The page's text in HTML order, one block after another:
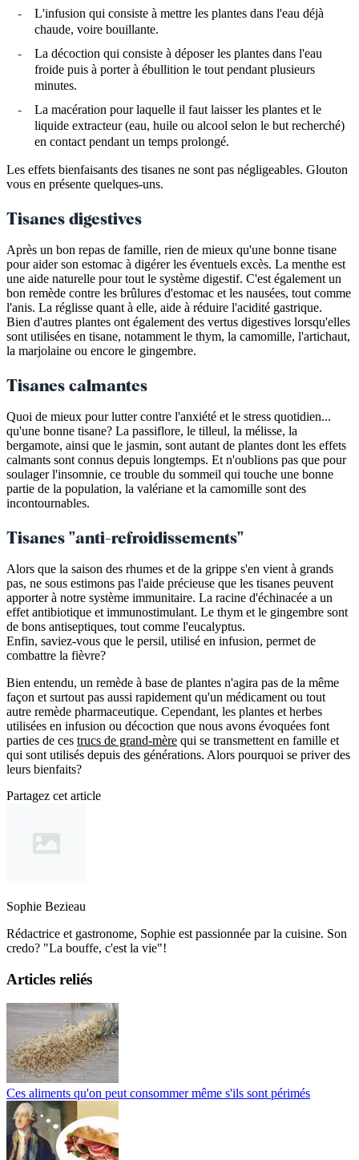
L'infusion qui consiste à mettre les plantes dans l'eau déjà
chaude, voire bouillante.
La décoction qui consiste à déposer les plantes dans l'eau
froide puis à porter à ébullition le tout pendant plusieurs
minutes.
La macération pour laquelle il faut laisser les plantes et le
liquide extracteur (eau, huile ou alcool selon le but recherché)
en contact pendant un temps prolongé.
Les effets bienfaisants des tisanes ne sont pas négligeables. Glouton
vous en présente quelques-uns.
Tisanes digestives
Après un bon repas de famille, rien de mieux qu'une bonne tisane
pour aider son estomac à digérer les éventuels excès. La menthe est
une aide naturelle pour tout le système digestif. C'est également un
bon remède contre les brûlures d'estomac et les nausées, tout comme
l'anis. La réglisse quant à elle, aide à réduire l'acidité gastrique.
Bien d'autres plantes ont également des vertus digestives lorsqu'elles
sont utilisées en tisane, notamment le thym, la camomille, l'artichaut,
la marjolaine ou encore le gingembre.
Tisanes calmantes
Quoi de mieux pour lutter contre l'anxiété et le stress quotidien...
qu'une bonne tisane? La passiflore, le tilleul, la mélisse, la
bergamote, ainsi que le jasmin, sont autant de plantes dont les effets
calmants sont connus depuis longtemps. Et n'oublions pas que pour
soulager l'insomnie, ce trouble du sommeil qui touche une bonne
partie de la population, la valériane et la camomille sont des
incontournables.
Tisanes "anti-refroidissements"
Alors que la saison des rhumes et de la grippe s'en vient à grands
pas, ne sous estimons pas l'aide précieuse que les tisanes peuvent
apporter à notre système immunitaire. La racine d'échinacée a un
effet antibiotique et immunostimulant. Le thym et le gingembre sont
de bons antiseptiques, tout comme l'eucalyptus.
Enfin, saviez-vous que le persil, utilisé en infusion, permet de
combattre la fièvre?
Bien entendu, un remède à base de plantes n'agira pas de la même
façon et surtout pas aussi rapidement qu'un médicament ou tout
autre remède pharmaceutique. Cependant, les plantes et herbes
utilisées en infusion ou décoction que nous avons évoquées font
parties de ces trucs de grand-mère qui se transmettent en famille et
qui sont utilisés depuis des générations. Alors pourquoi se priver des
leurs bienfaits?
Partagez cet article
Sophie Bezieau
Rédactrice et gastronome, Sophie est passionnée par la cuisine. Son
credo? "La bouffe, c'est la vie"!
Articles reliés
Ces aliments qu'on peut consommer même s'ils sont périmés